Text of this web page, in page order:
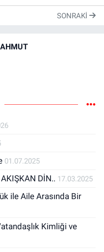
SONRAKI
01.07.2025
DİN.. 17.03.2025
ile Aile Arasında Bir
Kimliği ve